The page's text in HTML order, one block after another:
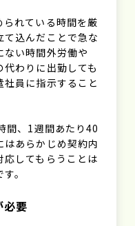
れている時間を厳
込んだことで急な
い時間外労働や
代わりに出勤しても
員に指示すること
間、1週間あたり40
あらかじめ契約内
してもらうことは
。
必要